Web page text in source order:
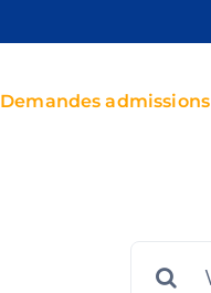
Demandes admissions